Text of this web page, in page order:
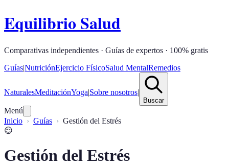
Equilibrio Salud
Comparativas independientes · Guías de expertos · 100% gratis
Guías|NutriciónEjercicio FísicoSalud MentalRemedios
NaturalesMeditaciónYoga|Sobre nosotros|
Buscar
Menú
Inicio
Guías
Gestión del Estrés
😌
Gestión del Estrés